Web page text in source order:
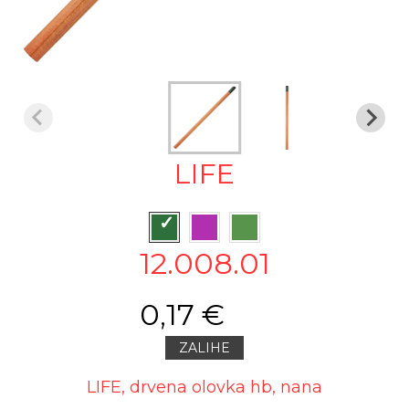
LIFE
12.008.01
0,17 €
ZALIHE
LIFE, drvena olovka hb, nana